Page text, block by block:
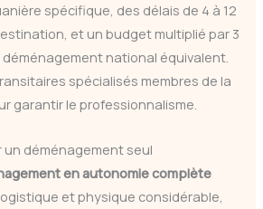
spécifique, des délais de 4 à 12
et un budget multiplié par 3
national équivalent.
spécialisés membres de la
garantir le professionnalisme.
déménagement seul
en autonomie complète
et physique considérable,